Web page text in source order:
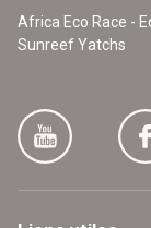
Africa Eco Race -
Sunreef Yatchs